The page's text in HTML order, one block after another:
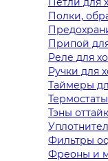
Полки,
Припой
Реле для
Ручки для
Таймеры
Тэны
Фильтры
Фреоны и